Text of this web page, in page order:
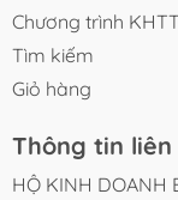
Chương trình KHTT
Tìm kiếm
Giỏ hàng
Thông tin liên
HỘ KINH DOANH